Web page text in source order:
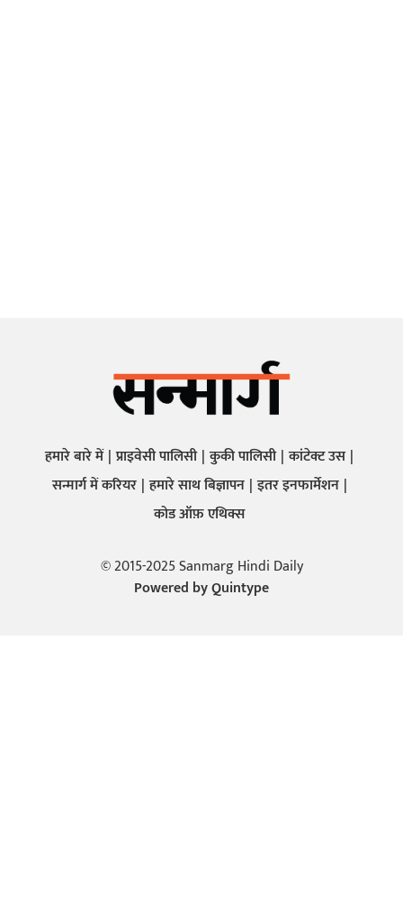
हमारे बारे में प्राइवेसी पालिसी कुकी पालिसी कांटेक्ट उस
सन्मार्ग में करियर हमारे साथ बिज्ञापन इतर इनफार्मेशन
कोड ऑफ़ एथिक्स
© 2015-2025 Sanmarg Hindi Daily
Powered byQuintype